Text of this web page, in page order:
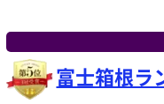
富士箱根ラ